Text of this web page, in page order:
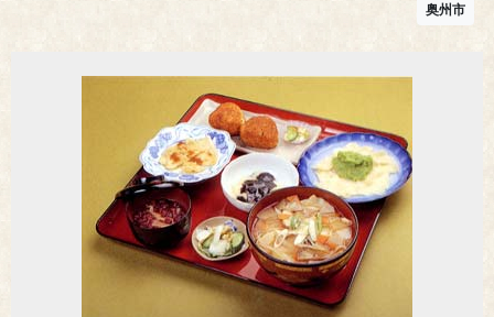
奥州市